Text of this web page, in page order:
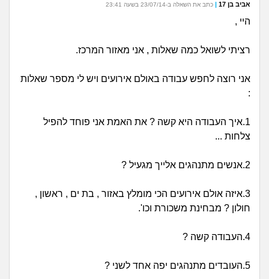
מתחם הטיפים
מדורים
מתבגרים
לימודים וסטודנטים
אביב בן 17 | כתב את השאלה ב-23/07/14 בשעה 23:41
היי ,
רציתי לשואל כמה שאלות , אני מאזור המרכז.
אני רוצה לחפש עבודה באולם אירועים ויש לי מספר שאלות
:
1.איך העבודה היא קשה ? את האמת אני פוחד להפיל
צלחות ...
2.אנשים מתנהגים אלייך מגעיל ?
3.איזה אולם אירועים הכי מומלץ באזור , בת ים , ראשון ,
חולון ? מבחינת משכורת וכו'.
4.העבודה קשה ?
5.העובדים מתנהגים יפה אחד לשני ?